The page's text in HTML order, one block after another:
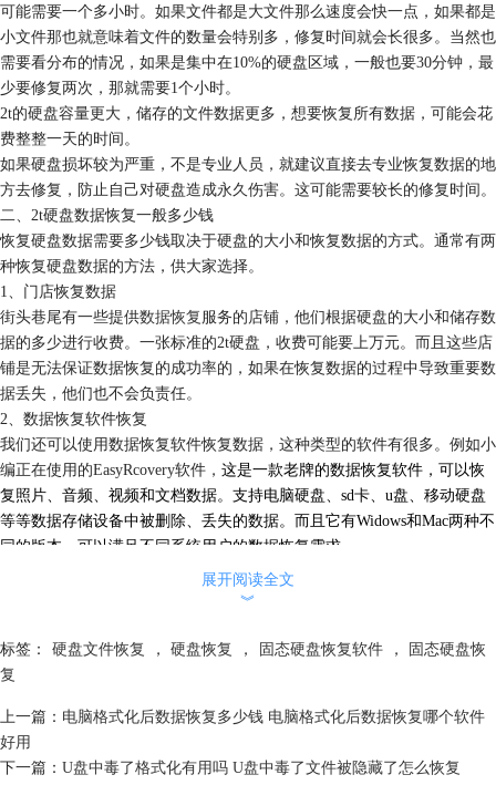
可能需要一个多小时。如果文件都是大文件那么速度会快一点，如果都是
小文件那也就意味着文件的数量会特别多，修复时间就会长很多。当然也
需要看分布的情况，如果是集中在10%的硬盘区域，一般也要30分钟，最
少要修复两次，那就需要1个小时。
2t的硬盘容量更大，储存的文件数据更多，想要恢复所有数据，可能会花
费整整一天的时间。
如果硬盘损坏较为严重，不是专业人员，就建议直接去专业恢复数据的地
方去修复，防止自己对硬盘造成永久伤害。这可能需要较长的修复时间。
二、2t硬盘数据恢复一般多少钱
恢复硬盘数据需要多少钱取决于硬盘的大小和恢复数据的方式。通常有两
种恢复硬盘数据的方法，供大家选择。
1、门店恢复数据
街头巷尾有一些提供数据恢复服务的店铺，他们根据硬盘的大小和储存数
据的多少进行收费。一张标准的2t硬盘，收费可能要上万元。而且这些店
铺是无法保证数据恢复的成功率的，如果在恢复数据的过程中导致重要数
据丢失，他们也不会负责任。
2、数据恢复软件恢复
我们还可以使用数据恢复软件恢复数据，这种类型的软件有很多。例如小
编正在使用的EasyRcovery软件， 这是一款老牌的数据恢复软件，可以恢
复照片、音频、视频和文档数据。支持电脑硬盘、sd卡、u盘、移动硬盘
等等数据存储设备中被删除、丢失的数据。而且它有Widows和Mac两种不
同的版本，可以满足不同系统用户的数据恢复需求。
现在购买这款软件只需不到两百元，就可以在使用期限内无限次恢复数
据，值得一试。（价格仅供参考，具体以实际为准）
展开阅读全文
︾
标签： 硬盘文件恢复 ， 硬盘恢复 ， 固态硬盘恢复软件 ，
固态硬盘恢
复
上一篇： 电脑格式化后数据恢复多少钱 电脑格式化后数据恢复哪个软件
好用
下一篇： U盘中毒了格式化有用吗 U盘中毒了文件被隐藏了怎么恢复